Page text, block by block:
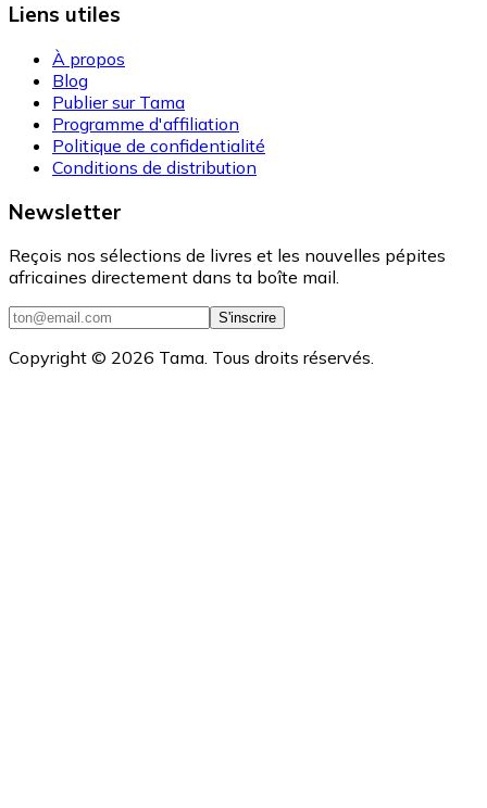
Liens utiles
À propos
Blog
Publier sur Tama
Programme d'affiliation
Politique de confidentialité
Conditions de distribution
Newsletter
Reçois nos sélections de livres et les nouvelles pépites
africaines directement dans ta boîte mail.
S'inscrire
Copyright © 2026 Tama. Tous droits réservés.